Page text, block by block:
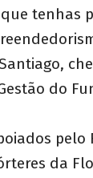
tenhas
do
pelo
da